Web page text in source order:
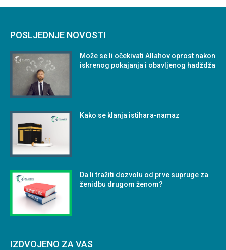
POSLJEDNJE NOVOSTI
Može se li očekivati Allahov oprost nakon
iskrenog pokajanja i obavljenog hadždža
Kako se klanja istihara-namaz
Da li tražiti dozvolu od prve supruge za
ženidbu drugom ženom?
IZDVOJENO ZA VAS